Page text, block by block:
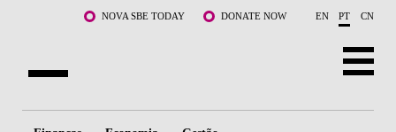
Saltar para o conteúdo principalNOVA SBE TODAY DONATE NOW EN PT CN